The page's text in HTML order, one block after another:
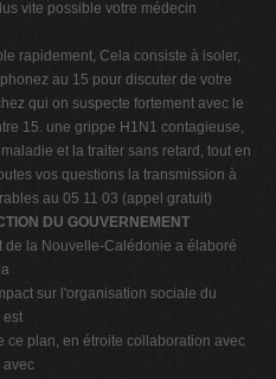
vite possible votre médecin
rapidement, Cela consiste à isoler,
au 15 pour discuter de votre
qui on suspecte fortement avec le
15. une grippe H1N1 contagieuse,
et la traiter sans retard, tout en
vos questions la transmission à
au 05 11 03 (appel gratuit)
DU GOUVERNEMENT
de la Nouvelle-Calédonie a élaboré
sur l'organisation sociale du
est
plan, en étroite collaboration avec
avec